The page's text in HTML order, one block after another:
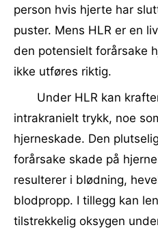
person hvis hjerte har
puster. Mens HLR er en
den potensielt forårsake
ikke utføres riktig.
Under HLR kan
intrakranielt trykk, noe
hjerneskade. Den
forårsake skade på
resulterer i blødning,
blodpropp. I tillegg kan
tilstrekkelig oksygen